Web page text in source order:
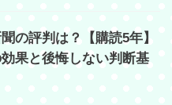
の評判は？【購読5年】
果と後悔しない判断基